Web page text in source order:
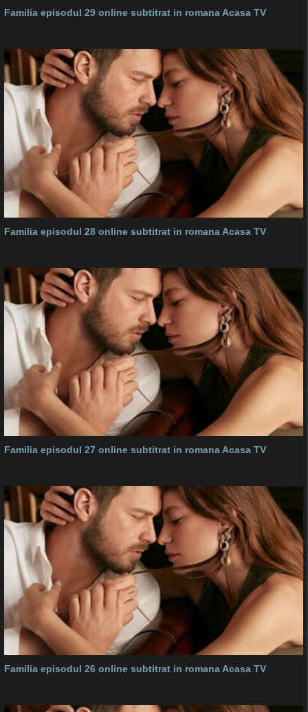
Familia episodul 29 online subtitrat in romana Acasa TV
Familia episodul 28 online subtitrat in romana Acasa TV
Familia episodul 27 online subtitrat in romana Acasa TV
Familia episodul 26 online subtitrat in romana Acasa TV